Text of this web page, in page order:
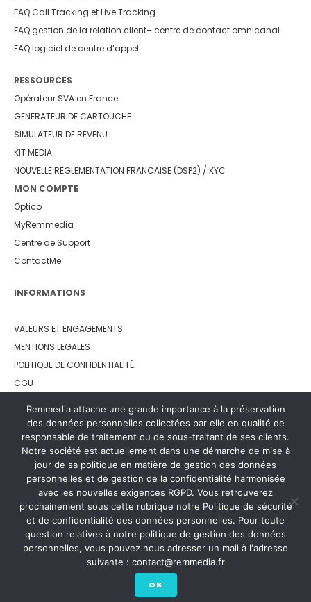
FAQ Call Tracking et Live Tracking
FAQ gestion de la relation client– centre de contact omnicanal
FAQ logiciel de centre d’appel
RESSOURCES
Opérateur SVA en France
GENERATEUR DE CARTOUCHE
SIMULATEUR DE REVENU
KIT MEDIA
NOUVELLE REGLEMENTATION FRANCAISE (DSP2) / KYC
MON COMPTE
Optico
MyRemmedia
Centre de Support
ContactMe
INFORMATIONS
VALEURS ET ENGAGEMENTS
MENTIONS LEGALES
POLITIQUE DE CONFIDENTIALITÉ
CGU
Remmedia attache une grande importance à la préservation
des données personnelles collectées par elle en qualité de
responsable de traitement ou de sous-traitant de ses clients.
Notre société est actuellement dans une démarche de mise à
jour de sa politique en matière de gestion des données
personnelles et de gestion de la confidentialité harmonisée
avec les nouvelles exigences RGPD. Vous retrouverez
prochainement sous cette rubrique notre Politique de sécurité
et de confidentialité des données personnelles. Pour toute
question relatives à notre politique de gestion des données
personnelles, vous pouvez nous adresser un mail à l'adresse
suivante : contact@remmedia.fr
OK